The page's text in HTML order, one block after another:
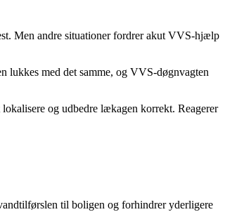
Men andre situationer fordrer akut VVS-hjælp
lukkes med det samme, og VVS-døgnvagten
og udbedre lækagen korrekt. Reagerer
til boligen og forhindrer yderligere